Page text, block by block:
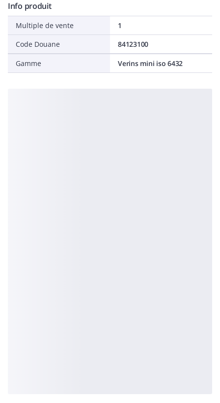
Info produit
Multiple de vente
1
Code Douane
84123100
Gamme Verins mini iso 6432